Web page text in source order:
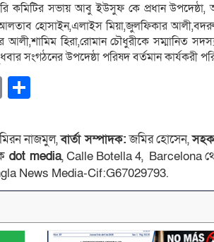
কমিটির সভায় আবু ইউসুফ কে প্রধান
হোসাইন,এলাইস মিয়া,জুলফিকার
হিরা,রোমান চৌধুরীকে সম্মানিত
সংগঠনের উপদেষ্ঠা পরিষদ বর্তমান কার্যকরী
Copy
নাজমুল,বার্তা সম্পাদক:জমির হোসেন,
dot media, Calle Botella 4, Barcelona
News Media-Cif:G67029793.